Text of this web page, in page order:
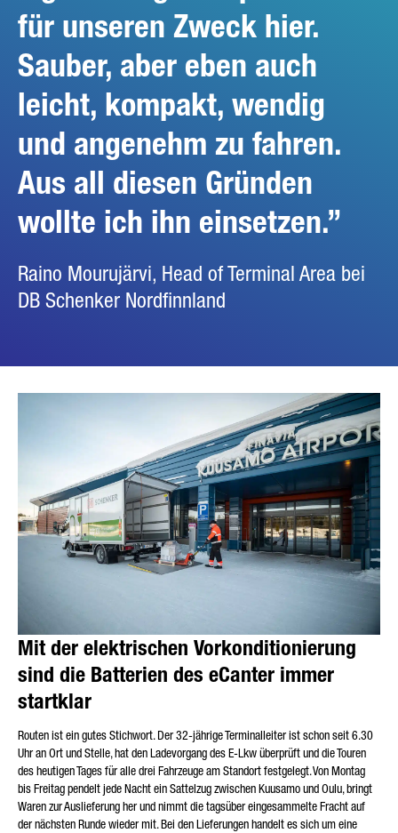
für unseren Zweck hier.
Sauber, aber eben auch
leicht, kompakt, wendig
und angenehm zu fahren.
Aus all diesen Gründen
wollte ich ihn einsetzen.
Raino Mourujärvi, Head of Terminal Area bei
DB Schenker Nordfinnland
Mit der elektrischen Vorkonditionierung
sind die Batterien des eCanter immer
startklar
Routen ist ein gutes Stichwort. Der 32-jährige Terminalleiter ist schon seit 6.30
Uhr an Ort und Stelle, hat den Ladevorgang des E-Lkw überprüft und die Touren
des heutigen Tages für alle drei Fahrzeuge am Standort festgelegt. Von Montag
bis Freitag pendelt jede Nacht ein Sattelzug zwischen Kuusamo und Oulu, bringt
Waren zur Auslieferung her und nimmt die tagsüber eingesammelte Fracht auf
der nächsten Runde wieder mit. Bei den Lieferungen handelt es sich um eine